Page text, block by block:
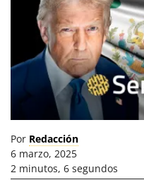
Por Redacción
6 marzo, 2025
2 minutos, 6 segundos